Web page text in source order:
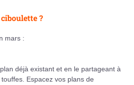
?
mars :
déjà existant et en le partageant à
Espacez vos plans de